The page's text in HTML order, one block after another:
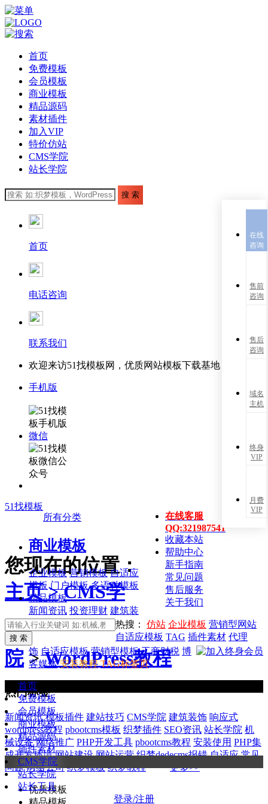
首页
免费模板
会员模板
商业模板
精品源码
素材插件
加入VIP
特价仿站
CMS学院
站长学院
首页
电话咨询
联系我们
欢迎来访51找模板网，优质网站模板下载基地！
手机版
微信
在线客服
QQ:321987541
收藏本站
帮助中心
新手指南
常见问题
售后服务
关于我们
51找模板
热搜： 仿站 企业模板 营销型网站
自适应模板 TAG 插件素材 代理
所有分类
商业模板
企业模板 营销模板 自适应
模板 门户模板 多语种模板
精品模板
新闻资讯 投资理财 建筑装
饰 自适应模板 营销型模板 工商财税 博
客媒体 安装教程 TAG标签页
首页
免费模板
会员模板
商业模板
精品源码
插件素材
CMS学院
站长学院
站长工具
登录/注册
您现在的位置：
主页 > CMS学
院>WordPress教程
热门标签
新闻资讯 模板插件 建站技巧 CMS学院 建筑装饰 响应式
wordpress教程 pbootcms模板 织梦插件 SEO资讯 站长学院 机
械设备 网络推广 PHP开发工具 pbootcms教程 安装使用 PHP集
成开发环境 网站建设 网站运营 织梦dedecms报错 自适应 常见
问题 网络公司 织梦模板 织梦教程 更多>>
优质模板
在线
咨询
售前
咨询
售后
咨询
域名
主机
终身
VIP
月费
VIP